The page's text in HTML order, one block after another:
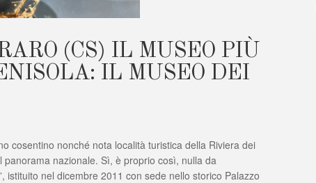
(CS) IL MUSEO PIÙ
IL MUSEO DEI
cosentino nonché nota località turistica della Riviera dei
nazionale. Sì, è proprio così, nulla da
istituito nel dicembre 2011 con sede nello storico Palazzo